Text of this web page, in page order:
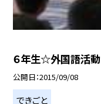
６年生☆外国語活動
公開日 2015/09/08
できごと